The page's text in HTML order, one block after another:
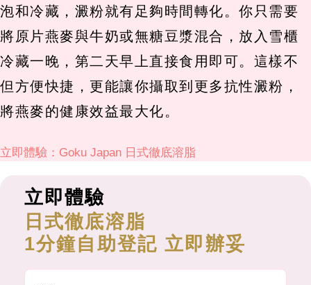
泡和冷藏，澱粉就有足夠時間轉化。你只需要
將原片燕麥與牛奶或無糖豆漿混合，放入雪櫃
冷藏一晚，第二天早上直接食用即可。這樣不
但方便快捷，更能讓你攝取到更多抗性澱粉，
將燕麥的健康效益最大化。
立即體驗：Goku Japan 日式徹底溶脂
立即體驗
日式徹底溶脂
1分鐘自助登記 立即辦妥